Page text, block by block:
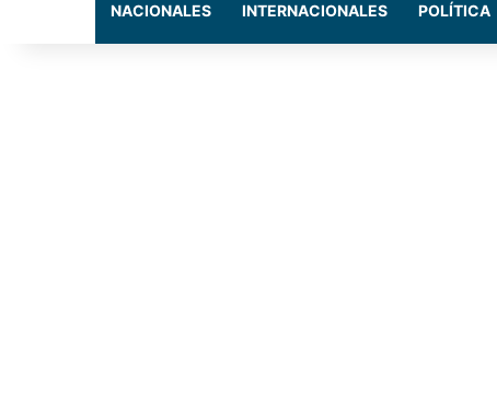
NACIONALES INTERNACIONALES POLÍTICA